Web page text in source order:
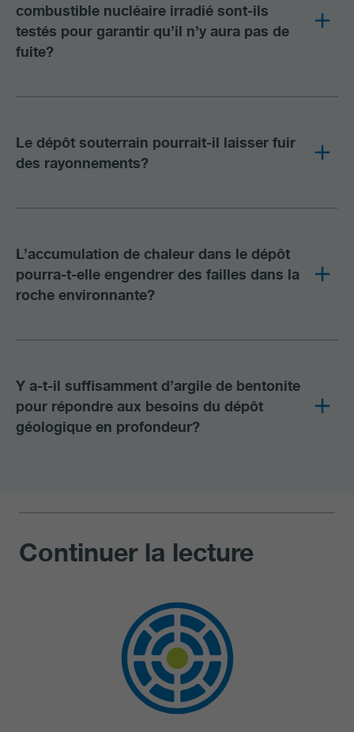
combustible nucléaire irradié sont-ils
testés pour garantir qu’il n’y aura pas de
fuite?
Le dépôt souterrain pourrait-il laisser fuir
des rayonnements?
L’accumulation de chaleur dans le dépôt
pourra-t-elle engendrer des failles dans la
roche environnante?
Y a-t-il suffisamment d’argile de bentonite
pour répondre aux besoins du dépôt
géologique en profondeur?
Continuer la lecture